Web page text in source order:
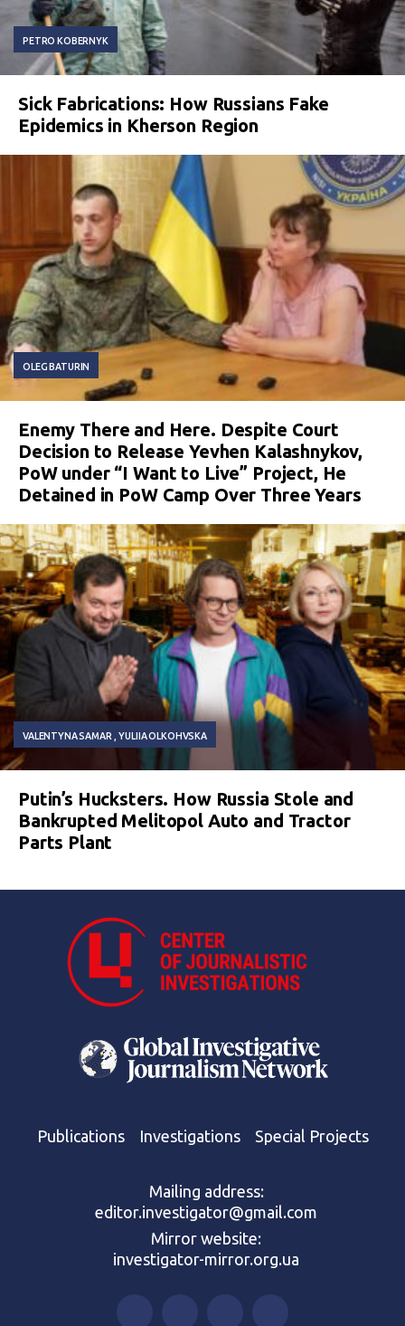
PETRO KOBERNYK
Sick Fabrications: How Russians Fake
Epidemics in Kherson Region
OLEG BATURIN
Enemy There and Here. Despite Court
Decision to Release Yevhen Kalashnykov,
PoW under “I Want to Live” Project, He
Detained in PoW Camp Over Three Years
VALENTYNA SAMAR YULIIA OLKOHVSKA
Putin’s Hucksters. How Russia Stole and
Bankrupted Melitopol Auto and Tractor
Parts Plant
Publications Investigations Special Projects
Mailing address:
editor.investigator@gmail.com
Mirror website:
investigator-mirror.org.ua